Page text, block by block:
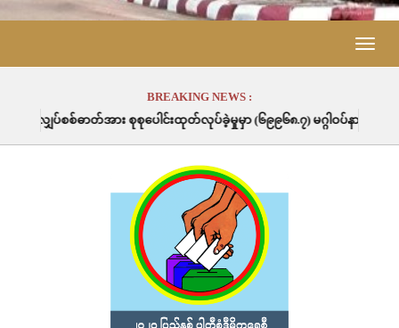
Toggle
BREAKING NEWS :
ဓာတ်အား စုစုပေါင်းထုတ်လုပ်ခဲ့မှုမှာ (၆၉၉၆၈.၇) မဂ္ဂါဝပ်နာရီဖြစ်ပါသည်။